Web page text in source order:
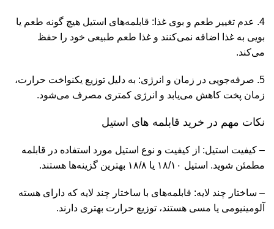
4. عدم تغییر طعم و بوی غذا: قابلمه‌های استیل هیچ گونه طعم یا
بویی به غذا اضافه نمی‌کنند و غذا طعم طبیعی خود را حفظ
می‌کند.
5. صرفه‌جویی در زمان و انرژی: به دلیل توزیع یکنواخت حرارت،
زمان پخت کاهش می‌یابد و انرژی کمتری مصرف می‌شود.
نکات مهم در خرید قابلمه های استیل
– کیفیت استیل: از کیفیت و نوع استیل مورد استفاده در قابلمه
مطمئن شوید. استیل ۱۸/۱۰ یا ۱۸/۸ بهترین گزینه‌ها هستند.
– ساختار چند لایه: قابلمه‌های با ساختار چند لایه که دارای هسته
آلومینیومی یا مسی هستند، توزیع حرارت بهتری دارند.